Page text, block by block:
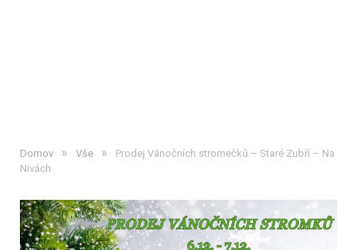
Domov » Vše »
Prodej Vánočních stromečků – Staré Zubří – Na
Nivách